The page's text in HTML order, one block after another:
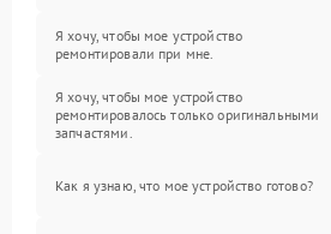
Я хочу, чтобы мое устройство
ремонтировали при мне.
Я хочу, чтобы мое устройство
ремонтировалось только оригинальными
запчастями.
Как я узнаю, что мое устройство готово?